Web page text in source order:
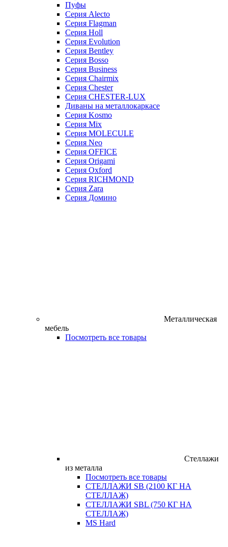
Пуфы
Серия Alecto
Серия Flagman
Серия Holl
Серия Evolution
Серия Bentley
Серия Bosso
Серия Business
Серия Chairmix
Серия Chester
Серия CHESTER-LUX
Диваны на металлокаркасе
Серия Kosmo
Серия Mix
Серия MOLECULE
Серия Neo
Серия OFFICE
Серия Origami
Серия Oxford
Серия RICHMOND
Серия Zara
Серия Домино
Металлическая
мебель
Посмотреть все товары
Стеллажи
из металла
Посмотреть все товары
СТЕЛЛАЖИ SB (2100 КГ НА
СТЕЛЛАЖ)
СТЕЛЛАЖИ SBL (750 КГ НА
СТЕЛЛАЖ)
MS Hard